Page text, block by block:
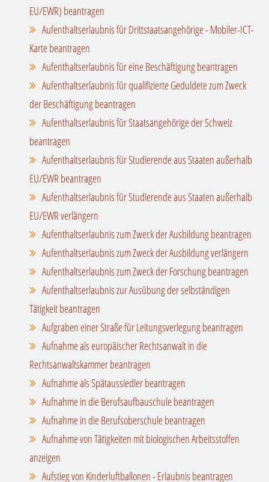
EU/EWR) beantragen
Aufenthaltserlaubnis für Drittstaatsangehörige - Mobiler-ICT-
Karte beantragen
Aufenthaltserlaubnis für eine Beschäftigung beantragen
Aufenthaltserlaubnis für qualifizierte Geduldete zum Zweck
der Beschäftigung beantragen
Aufenthaltserlaubnis für Staatsangehörige der Schweiz
beantragen
Aufenthaltserlaubnis für Studierende aus Staaten außerhalb
EU/EWR beantragen
Aufenthaltserlaubnis für Studierende aus Staaten außerhalb
EU/EWR verlängern
Aufenthaltserlaubnis zum Zweck der Ausbildung beantragen
Aufenthaltserlaubnis zum Zweck der Ausbildung verlängern
Aufenthaltserlaubnis zum Zweck der Forschung beantragen
Aufenthaltserlaubnis zur Ausübung der selbständigen
Tätigkeit beantragen
Aufgraben einer Straße für Leitungsverlegung beantragen
Aufnahme als europäischer Rechtsanwalt in die
Rechtsanwaltskammer beantragen
Aufnahme als Spätaussiedler beantragen
Aufnahme in die Berufsaufbauschule beantragen
Aufnahme in die Berufsoberschule beantragen
Aufnahme von Tätigkeiten mit biologischen Arbeitsstoffen
anzeigen
Aufstieg von Kinderluftballonen - Erlaubnis beantragen